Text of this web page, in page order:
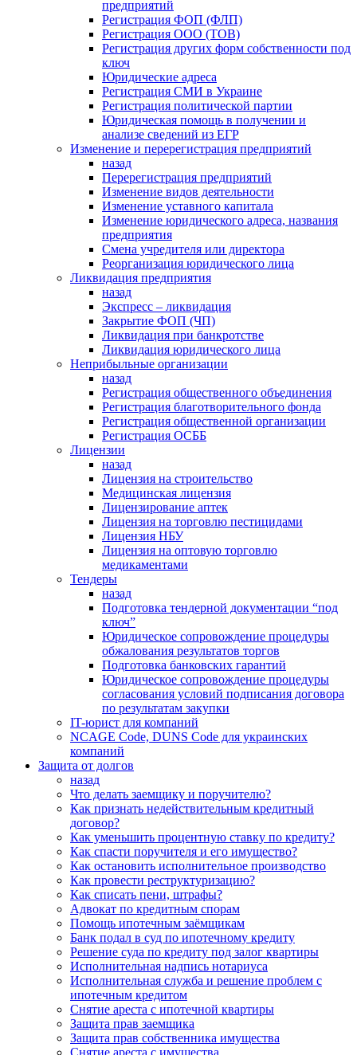
предприятий
Регистрация ФОП (ФЛП)
Регистрация ООО (ТОВ)
Регистрация других форм собственности под
ключ
Юридические адреса
Регистрация СМИ в Украине
Регистрация политической партии
Юридическая помощь в получении и
анализе сведений из ЕГР
Изменение и перерегистрация предприятий
назад
Перерегистрация предприятий
Изменение видов деятельности
Изменение уставного капитала
Изменение юридического адреса, названия
предприятия
Смена учредителя или директора
Реорганизация юридического лица
Ликвидация предприятия
назад
Экспресс – ликвидация
Закрытие ФОП (ЧП)
Ликвидация при банкротстве
Ликвидация юридического лица
Неприбыльные организации
назад
Регистрация общественного объединения
Регистрация благотворительного фонда
Регистрация общественной организации
Регистрация ОСББ
Лицензии
назад
Лицензия на строительство
Медицинская лицензия
Лицензирование аптек
Лицензия на торговлю пестицидами
Лицензия НБУ
Лицензия на оптовую торговлю
медикаментами
Тендеры
назад
Подготовка тендерной документации “под
ключ”
Юридическое сопровождение процедуры
обжалования результатов торгов
Подготовка банковских гарантий
Юридическое сопровождение процедуры
согласования условий подписания договора
по результатам закупки
IT-юрист для компаний
NCAGE Code, DUNS Code для украинских
компаний
Защита от долгов
назад
Что делать заемщику и поручителю?
Как признать недействительным кредитный
договор?
Как уменьшить процентную ставку по кредиту?
Как спасти поручителя и его имущество?
Как остановить исполнительное производство
Как провести реструктуризацию?
Как списать пени, штрафы?
Адвокат по кредитным спорам
Помощь ипотечным заёмщикам
Банк подал в суд по ипотечному кредиту
Решение суда по кредиту под залог квартиры
Исполнительная надпись нотариуса
Исполнительная служба и решение проблем с
ипотечным кредитом
Снятие ареста с ипотечной квартиры
Защита прав заемщика
Защита прав собственника имущества
Снятие ареста с имущества